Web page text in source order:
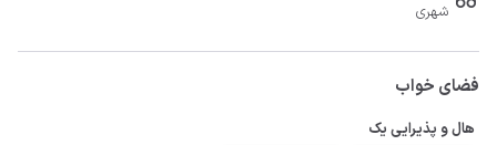
شهری
فضای خواب
هال و پذیرایی یک